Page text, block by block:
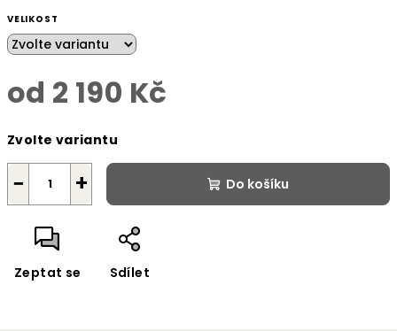
VELIKOST
od 2 190 Kč
cena:
Zvolte variantu
+
− Do košíku
Zeptat se Sdílet